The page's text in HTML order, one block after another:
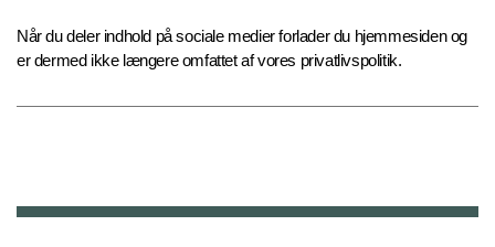
Når du deler indhold på sociale medier forlader du hjemmesiden og
er dermed ikke længere omfattet af vores privatlivspolitik.